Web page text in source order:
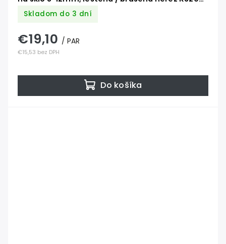
Skladom do 3 dní
€15,53 bez DPH
€19,10 / PAR
Do košíka